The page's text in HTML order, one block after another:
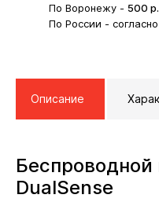
По Воронежу - 500 р.
По России -
Описание
Беспроводной
DualSense